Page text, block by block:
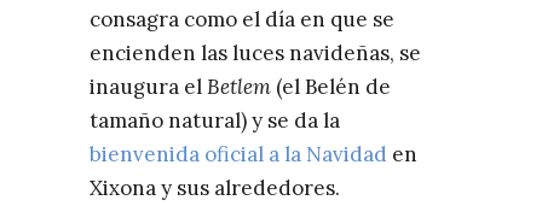
consagra como el día en que se
encienden las luces navideñas, se
inaugura elBetlem (el Belén de
tamaño natural) y se da la
bienvenida oficial a la Navidad en
Xixona y sus alrededores.